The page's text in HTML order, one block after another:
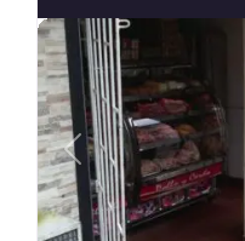
Anterior